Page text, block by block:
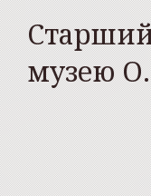
Старший
музею